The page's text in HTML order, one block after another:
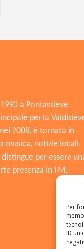
Per
ID
a Pontassieve
per la
2008, è tornata in
musica, notizie locali,
per essere
presenza in FM,